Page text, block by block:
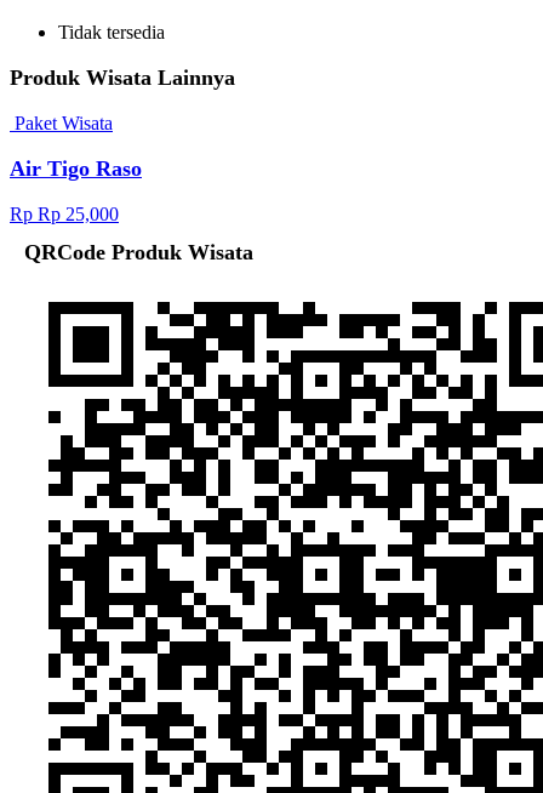
Tidak tersedia
Produk Wisata Lainnya
Paket Wisata
Air Tigo Raso
Rp Rp 25,000
QRCode Produk Wisata